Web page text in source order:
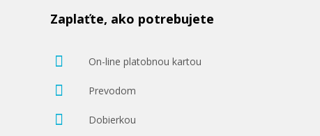
Zaplaťte, ako potrebujete
On-line platobnou kartou
Prevodom
Dobierkou